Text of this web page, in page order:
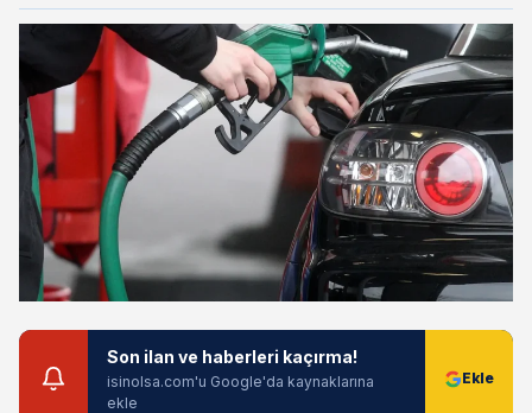
Son ilan ve haberleri kaçırma!
isinolsa.com'u Google'da kaynaklarına
ekle